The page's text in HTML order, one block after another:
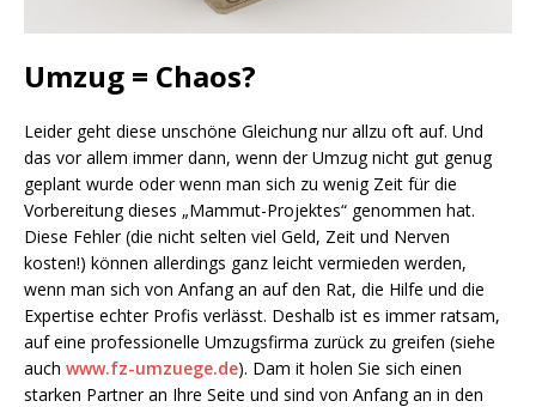
Umzug = Chaos?
Leider geht diese unschöne Gleichung nur allzu oft auf. Und
das vor allem immer dann, wenn der Umzug nicht gut genug
geplant wurde oder wenn man sich zu wenig Zeit für die
Vorbereitung dieses „Mammut-Projektes“ genommen hat.
Diese Fehler (die nicht selten viel Geld, Zeit und Nerven
kosten!) können allerdings ganz leicht vermieden werden,
wenn man sich von Anfang an auf den Rat, die Hilfe und die
Expertise echter Profis verlässt. Deshalb ist es immer ratsam,
auf eine professionelle Umzugsfirma zurück zu greifen (siehe
auch www.fz-umzuege.de). Dam it holen Sie sich einen
starken Partner an Ihre Seite und sind von Anfang an in den